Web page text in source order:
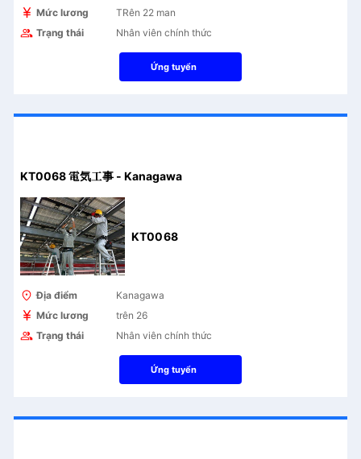
Mức lương
TRên 22 man
Trạng thái
Nhân viên chính thức
Ứng tuyển
KT0068 電気工事 - Kanagawa
KT0068
Địa điểm
Kanagawa
Mức lương
trên 26
Trạng thái
Nhân viên chính thức
Ứng tuyển